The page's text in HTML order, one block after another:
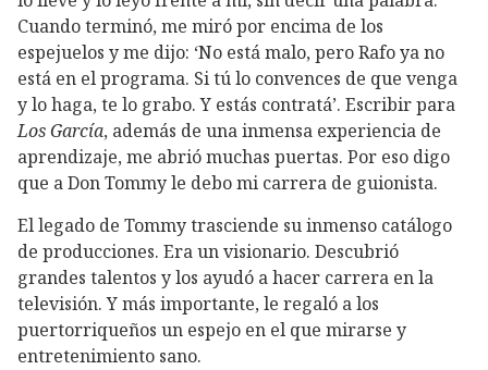
Cuando terminó, me miró por encima de los
espejuelos y me dijo: ‘No está malo, pero Rafo ya no
está en el programa. Si tú lo convences de que venga
y lo haga, te lo grabo. Y estás contratá’. Escribir para
Los García, además de una inmensa experiencia de
aprendizaje, me abrió muchas puertas. Por eso digo
que a Don Tommy le debo mi carrera de guionista.
El legado de Tommy trasciende su inmenso catálogo
de producciones. Era un visionario. Descubrió
grandes talentos y los ayudó a hacer carrera en la
televisión. Y más importante, le regaló a los
puertorriqueños un espejo en el que mirarse y
entretenimiento sano.